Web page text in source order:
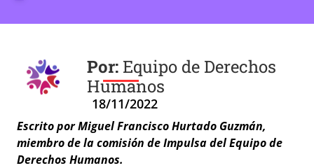
Equipo de Derechos
Humanos
Escrito por Miguel Francisco Hurtado Guzmán,
miembro de la comisión de Impulsa del Equipo de
Derechos Humanos.
18/11/2022